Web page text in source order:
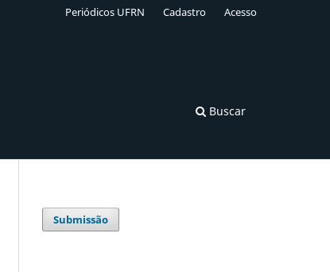
Buscar
Periódicos UFRN Cadastro Acesso
Submissão